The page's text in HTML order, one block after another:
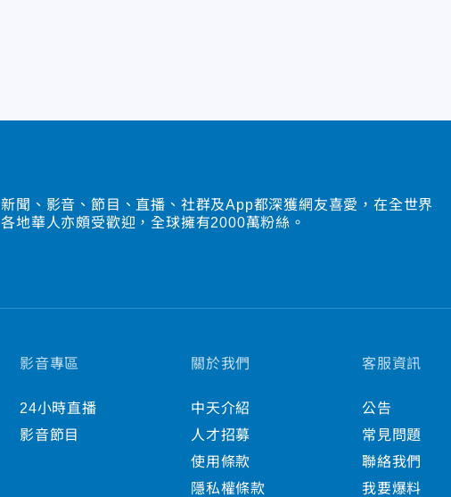
新聞、影音、節目、直播、社群及App都深獲網友喜愛，在全世界
各地華人亦頗受歡迎，全球擁有2000萬粉絲。
影音專區
24小時直播
影音節目
關於我們
中天介紹
人才招募
使用條款
隱私權條款
客服資訊
公告
常見問題
聯絡我們
我要爆料